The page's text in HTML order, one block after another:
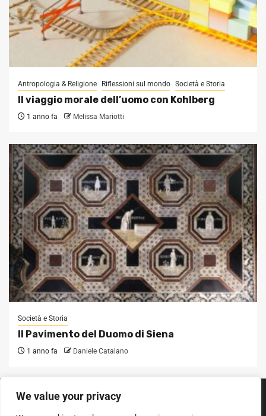
We value your privacy
Antropologia & Religione Riflessioni sul mondo Società e Storia
Il viaggio morale dell’uomo con Kohlberg
1 anno fa Melissa Mariotti
Società e Storia
Il Pavimento del Duomo di Siena
1 anno fa Daniele Catalano
SEGUICI SUI SOCIAL